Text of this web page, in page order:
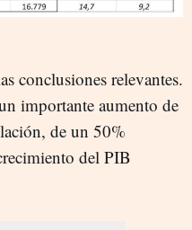
conclusiones relevantes.
importante aumento de
de un 50%
del PIB